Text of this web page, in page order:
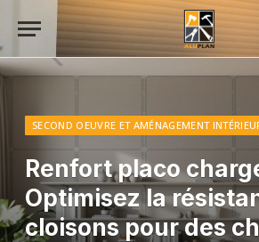
SECOND OEUVRE ET AMÉNAGEMENT
Renfort placo
Optimisez la
cloisons pour des